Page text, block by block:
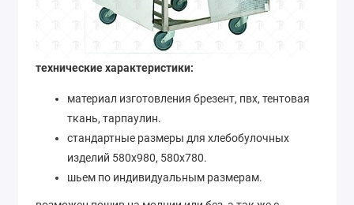
технические характеристики:
материал изготовления брезент, пвх, тентовая
ткань, тарпаулин.
стандартные размеры для хлебобулочных
изделий 580х980, 580х780.
шьем по индивидуальным размерам.